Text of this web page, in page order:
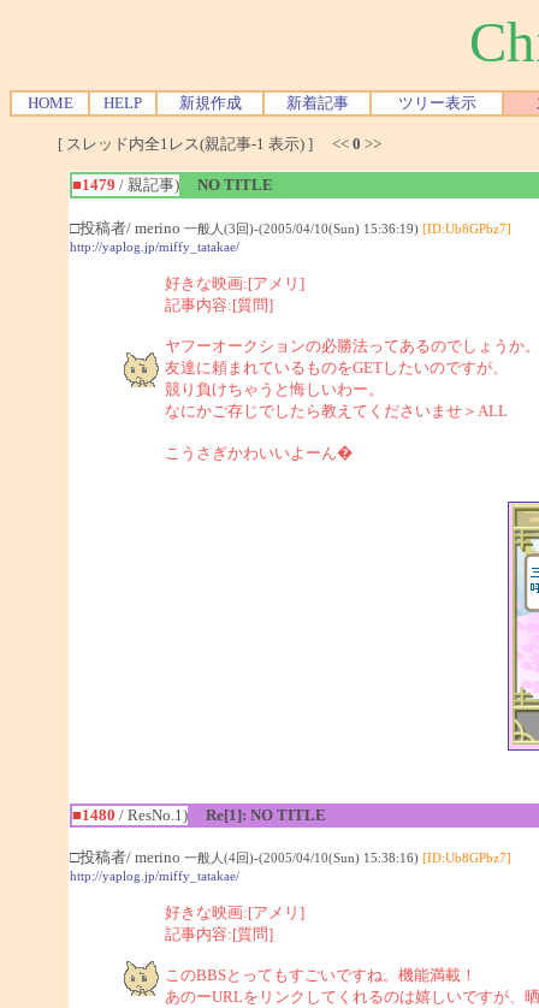
HOME HELP 新規作成 新着記事 ツリー表示
[ スレッド内全1レス(親記事-1 表示) ] << 0 >>
■1479 / 親記事) NO TITLE
□投稿者/ merino 一般人(3回)-(2005/04/10(Sun) 15:36:19) [ID:Ub8GPbz7]
http://yaplog.jp/miffy_tatakae/
好きな映画:[アメリ]
記事内容:[質問]
ヤフーオークションの必勝法ってあるのでしょうか。
友達に頼まれているものをGETしたいのですが、
競り負けちゃうと悔しいわー。
なにかご存じでしたら教えてくださいませ＞ALL
こうさぎかわいいよーん�
■1480 / ResNo.1) Re[1]: NO TITLE
□投稿者/ merino 一般人(4回)-(2005/04/10(Sun) 15:38:16) [ID:Ub8GPbz7]
http://yaplog.jp/miffy_tatakae/
好きな映画:[アメリ]
記事内容:[質問]
このBBSとってもすごいですね。機能満載！
あのーURLをリンクしてくれるのは嬉しいですが、